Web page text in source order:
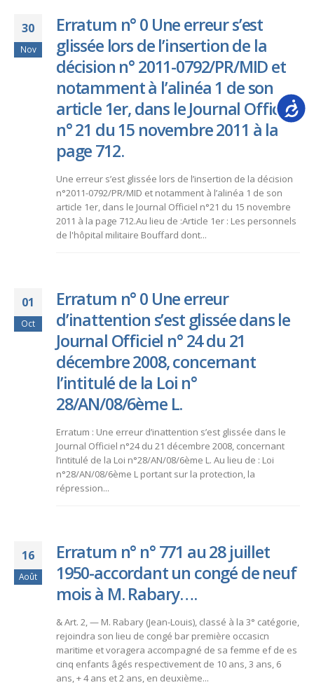
30
Nov
Erratum n° 0 Une erreur s’est
glissée lors de l’insertion de la
décision n° 2011-0792/PR/MID et
notamment à l’alinéa 1 de son
article 1er, dans le Journal Officiel
n° 21 du 15 novembre 2011 à la
page 712.
Une erreur s’est glissée lors de l’insertion de la décision
n°2011-0792/PR/MID et notamment à l’alinéa 1 de son
article 1er, dans le Journal Officiel n°21 du 15 novembre
2011 à la page 712.Au lieu de :Article 1er : Les personnels
de l'hôpital militaire Bouffard dont...
01
Oct
Erratum n° 0 Une erreur
d’inattention s’est glissée dans le
Journal Officiel n° 24 du 21
décembre 2008, concernant
l’intitulé de la Loi n°
28/AN/08/6ème L.
Erratum : Une erreur d’inattention s’est glissée dans le
Journal Officiel n°24 du 21 décembre 2008, concernant
l’intitulé de la Loi n°28/AN/08/6ème L. Au lieu de : Loi
n°28/AN/08/6ème L portant sur la protection, la
répression...
16
Août
Erratum n° n° 771 au 28 juillet
1950-accordant un congé de neuf
mois à M. Rabary….
& Art. 2, — M. Rabary (Jean-Louis), classé à la 3° catégorie,
rejoindra son lieu de congé bar première occasicn
maritime et voragera accompagné de sa femme ef de es
cinq enfants âgés respectivement de 10 ans, 3 ans, 6
ans, + 4 ans et 2 ans, en deuxième...